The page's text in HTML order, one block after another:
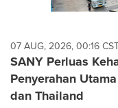
07 AUG, 2026, 00:16
SANY Perluas
Penyerahan
dan Thailand